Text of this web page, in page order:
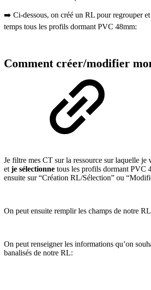
➡️ Ci-dessous, on créé un RL pour regrouper
temps tous les profils dormant PVC 48mm:
Comment créer/modifier
Je filtre mes CT sur la ressource sur laquelle je
et je sélectionne tous les profils dormant PVC
ensuite sur “Création RL/Sélection” ou
On peut ensuite remplir les champs de notre
On peut renseigner les informations qu’on
banalisés de notre RL: